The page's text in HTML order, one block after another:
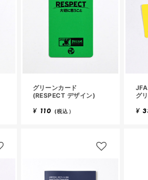
グリーンカード
(RESPECT デザイン)
¥ 110 (税込）
グ
¥